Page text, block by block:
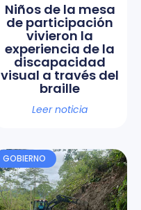
Niños de la mesa
de participación
vivieron la
experiencia de la
discapacidad
visual a través del
braille
Leer noticia
GOBIERNO